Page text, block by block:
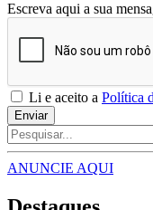
Escreva aqui a sua
Li e aceito a Política
Enviar
ANUNCIE AQUI